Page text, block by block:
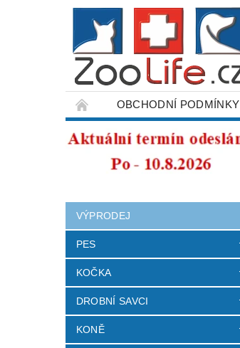
OBCHODNÍ PODMÍNKY
ODSTOUPENÍ OD SMLOUVY
VÝPRODEJ
PES
KOČKA
DROBNÍ SAVCI
KONĚ